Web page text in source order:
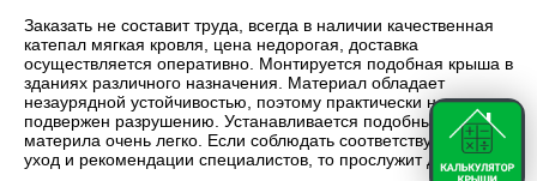
Заказать не составит труда, всегда в наличии качественная
катепал мягкая кровля, цена недорогая, доставка
осуществляется оперативно. Монтируется подобная крыша в
зданиях различного назначения. Материал обладает
незаурядной устойчивостью, поэтому практически не
подвержен разрушению. Устанавливается подобный
материла очень легко. Если соблюдать соответствующий
уход и рекомендации специалистов, то прослужит долго.